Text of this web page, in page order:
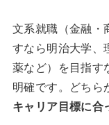
文系就職（金融・
すなら明治大学、
薬など）を目指す
明確です。どちら
キャリア目標に合